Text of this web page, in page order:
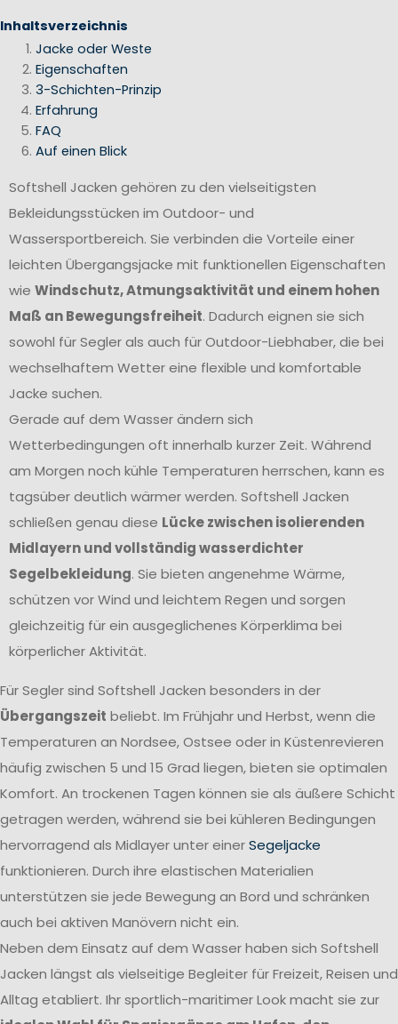
Inhaltsverzeichnis
Jacke oder Weste
Eigenschaften
3-Schichten-Prinzip
Erfahrung
FAQ
Auf einen Blick
Softshell Jacken gehören zu den vielseitigsten
Bekleidungsstücken im Outdoor- und
Wassersportbereich. Sie verbinden die Vorteile einer
leichten Übergangsjacke mit funktionellen Eigenschaften
wie Windschutz, Atmungsaktivität und einem hohen
Maß an Bewegungsfreiheit. Dadurch eignen sie sich
sowohl für Segler als auch für Outdoor-Liebhaber, die bei
wechselhaftem Wetter eine flexible und komfortable
Jacke suchen.
Gerade auf dem Wasser ändern sich
Wetterbedingungen oft innerhalb kurzer Zeit. Während
am Morgen noch kühle Temperaturen herrschen, kann es
tagsüber deutlich wärmer werden. Softshell Jacken
schließen genau diese Lücke zwischen isolierenden
Midlayern und vollständig wasserdichter
Segelbekleidung. Sie bieten angenehme Wärme,
schützen vor Wind und leichtem Regen und sorgen
gleichzeitig für ein ausgeglichenes Körperklima bei
körperlicher Aktivität.
Für Segler sind Softshell Jacken besonders in der
Übergangszeit beliebt. Im Frühjahr und Herbst, wenn die
Temperaturen an Nordsee, Ostsee oder in Küstenrevieren
häufig zwischen 5 und 15 Grad liegen, bieten sie optimalen
Komfort. An trockenen Tagen können sie als äußere Schicht
getragen werden, während sie bei kühleren Bedingungen
hervorragend als Midlayer unter einerSegeljacke
funktionieren. Durch ihre elastischen Materialien
unterstützen sie jede Bewegung an Bord und schränken
auch bei aktiven Manövern nicht ein.
Neben dem Einsatz auf dem Wasser haben sich Softshell
Jacken längst als vielseitige Begleiter für Freizeit, Reisen und
Alltag etabliert. Ihr sportlich-maritimer Look macht sie zur